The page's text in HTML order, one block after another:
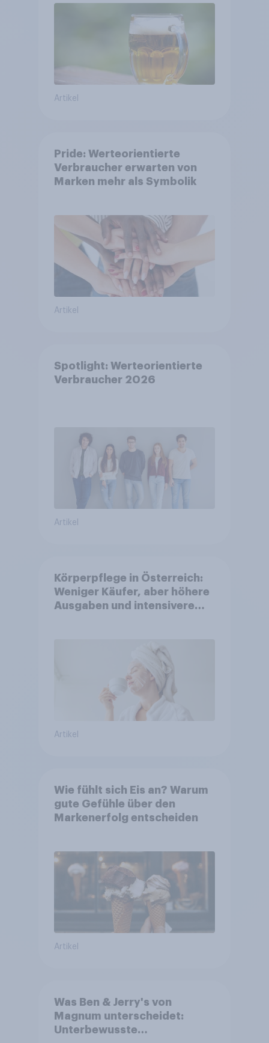
wächst um über 23 Prozent
Artikel
Pride: Werteorientierte
Verbraucher erwarten von
Marken mehr als Symbolik
Artikel
Spotlight: Werteorientierte
Verbraucher 2026
Artikel
Körperpflege in Österreich:
Weniger Käufer, aber höhere
Ausgaben und intensivere
Artikel
Wie fühlt sich Eis an? Warum
gute Gefühle über den
Markenerfolg entscheiden
Artikel
Was Ben & Jerry's von
Magnum unterscheidet:
Unterbewusste